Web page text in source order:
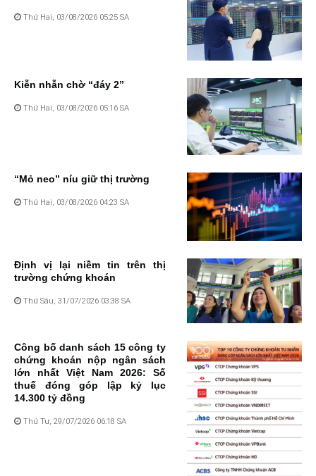
Thứ Hai, 03/08/2026 05:25 SA
Kiễn nhẫn chờ “đáy 2”
Thứ Hai, 03/08/2026 05:16 SA
“Mỏ neo” níu giữ thị trường
Thứ Hai, 03/08/2026 04:23 SA
Định vị lại niềm tin trên thị
trường chứng khoán
Thứ Sáu, 31/07/2026 03:38 SA
Công bố danh sách 15 công ty
chứng khoán nộp ngân sách
lớn nhất Việt Nam 2026: Số
thuế đóng góp lập kỷ lục
14.300 tỷ đồng
Thứ Tư, 29/07/2026 06:18 SA